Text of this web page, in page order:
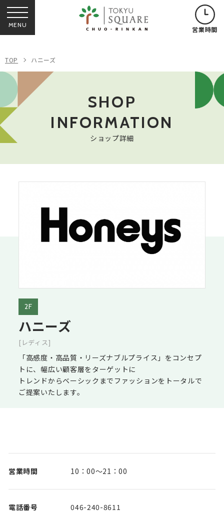
MENU 営業時間
TOP ハニーズ
SHOP
INFORMATION
ショップ詳細
2F
ハニーズ
[レディス]
「高感度・高品質・リーズナブルプライス」をコンセプ
トに、幅広い顧客層をターゲットに
トレンドからベーシックまでファッションをトータルで
ご提案いたします。
営業時間 10：00～21：00
電話番号 046-240-8611